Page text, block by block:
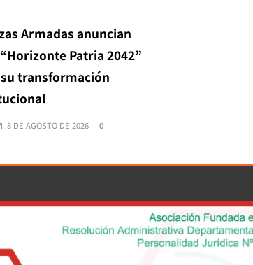
Armadas anuncian
Patria 2042”
transformación
8 DE AGOSTO DE 2026 0